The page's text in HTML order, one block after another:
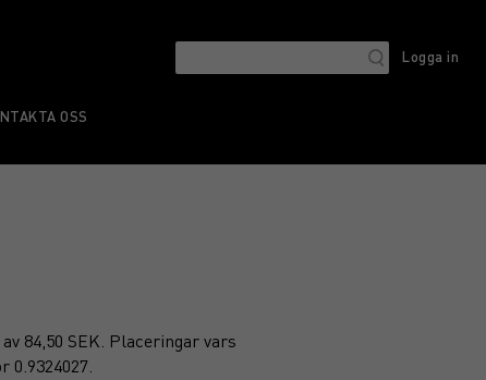
Logga in
OSS
84,50 SEK. Placeringar vars